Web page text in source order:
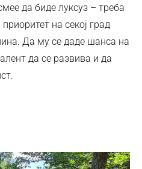
да биде луксуз – треба
на секој град
Да му се даде шанса на
да се развива и да